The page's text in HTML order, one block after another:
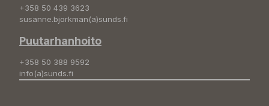
+358 50 439 3623
susanne.bjorkman(a)sunds.fi
Puutarhanhoito
+358 50 388 9592
info(a)sunds.fi